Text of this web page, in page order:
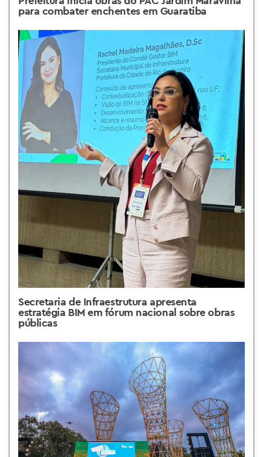
para combater enchentes em Guaratiba
Secretaria de Infraestrutura apresenta
estratégia BIM em fórum nacional sobre obras
públicas